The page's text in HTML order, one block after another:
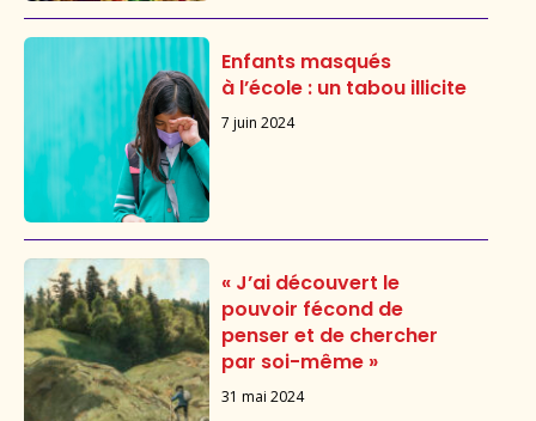
Enfants masqués
à l’école : un tabou illicite
7 juin 2024
« J’ai découvert le
pouvoir fécond de
penser et de chercher
par soi-même »
31 mai 2024